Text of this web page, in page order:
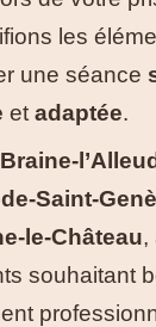
les
une séance
et adaptée.
Braine-l’Alleud
Saint-
le-Château,
souhaitant